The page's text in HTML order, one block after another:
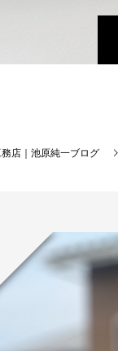
店｜池原純一ブログ